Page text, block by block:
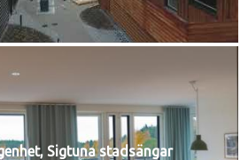
Sigtuna stadsängar